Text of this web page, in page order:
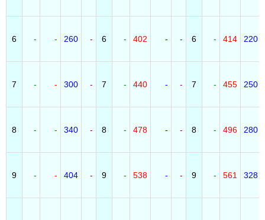
6 - - 260 - 6 - 402 - - 6 - 414 220
7 - - 300 - 7 - 440 - - 7 - 455 250
8 - - 340 - 8 - 478 - - 8 - 496 280
9 - - 404 - 9 - 538 - - 9 - 561 328